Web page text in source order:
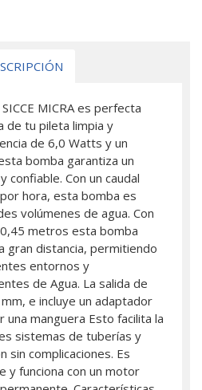
MICRA es perfecta
de tu pileta limpia y
de 6,0 Watts y un
bomba garantiza un
Con un caudal
hora, esta bomba es
volúmenes de agua. Con
metros esta bomba
gran distancia, permitiendo
entornos y
de Agua. La salida de
e incluye un adaptador
una manguera Esto facilita la
sistemas de tuberías y
sin complicaciones. Es
y funciona con un motor